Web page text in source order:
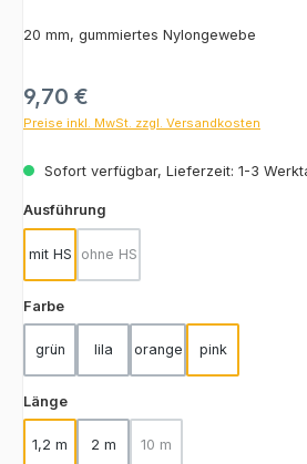
20 mm, gummiertes Nylongewebe
Regulärer Preis:
9,70 €
Preise inkl. MwSt. zzgl. Versandkosten
Sofort verfügbar, Lieferzeit: 1-3
Ausführung
mit HS ohne HS
(Diese Option ist zurzeit nicht
Farbeauswählen
grün lila orange pink
Längeauswählen
1,2 m 2 m 10 m
(Diese Option ist zurzeit